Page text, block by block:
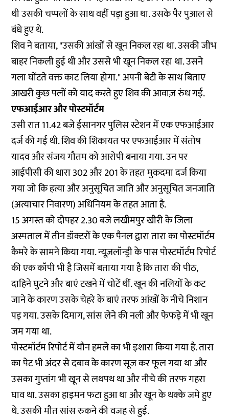
थी उसकी चप्पलों के साथ वहीं पड़ा हुआ था. उसके पैर पुआल से
बंधे हुए थे.
शिव ने बताया, "उसकी आंखों से खून निकल रहा था. उसकी जीभ
बाहर निकली हुई थी और उससे भी खून निकल रहा था. उसने
गला घोंटते वक्त काट लिया होगा." अपनी बेटी के साथ बिताए
आखरी कुछ पलों को याद करते हुए शिव की आवाज़ रुंध गई.
एफआईआर और पोस्टमॉर्टम
उसी रात 11.42 बजे ईसानगर पुलिस स्टेशन में एक एफआईआर
दर्ज की गई थी. शिव की शिकायत पर एफआईआर में संतोष
यादव और संजय गौतम को आरोपी बनाया गया. उन पर
आईपीसी की धारा 302 और 201 के तहत मुकदमा दर्ज किया
गया जो कि हत्या और अनुसूचित जाति और अनुसूचित जनजाति
(अत्याचार निवारण) अधिनियम के तहत आता है.
15 अगस्त को दोपहर 2.30 बजे लखीमपुर खीरी के जिला
अस्पताल में तीन डॉक्टरों के एक पैनल द्वारा तारा का पोस्टमॉर्टम
कैमरे के सामने किया गया. न्यूज़लॉन्ड्री के पास पोस्टमॉर्टम रिपोर्ट
की एक कॉपी भी है जिसमें बताया गया है कि तारा की पीठ,
दाहिने घुटने और बाएं टखने में चोटें थीं. खून की नलियों के कट
जाने के कारण उसके चेहरे के बाएं तरफ आंखों के नीचे निशान
पड़ गया. उसके दिमाग, सांस लेने की नली और फेफड़े में भी खून
जम गया था.
पोस्टमॉर्टम रिपोर्ट में यौन हमले का भी इशारा किया गया है. तारा
का पेट भी अंदर से दबाव के कारण सूज कर फूल गया था और
उसका गुप्तांग भी खून से लथपथ था और नीचे की तरफ गहरा
घाव था. उसका हाइमन फटा हुआ था और खून के थक्के जमे हुए
थे. उसकी मौत सांस रुकने की वजह से हुई.